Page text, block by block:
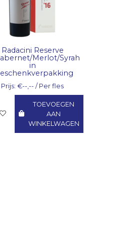
Radacini Reserve
Merlot/Syrah
in
Prijs: €--,-- / Per fles
TOEVOEGEN
AAN
WINKELWAGEN